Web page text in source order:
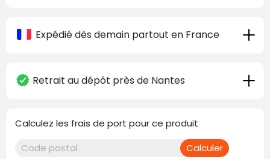
Expédié dès demain partout en France
Retrait au dépôt près de Nantes
Calculez les frais de port pour ce produit
Calculer